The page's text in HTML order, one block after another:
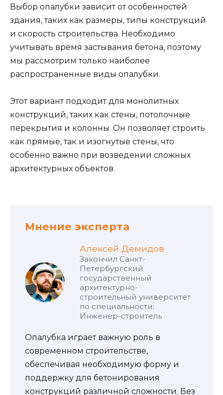
Выбор опалубки зависит от особенностей
здания, таких как размеры, типы конструкций
и скорость строительства. Необходимо
учитывать время застывания бетона, поэтому
мы рассмотрим только наиболее
распространенные виды опалубки.
Этот вариант подходит для монолитных
конструкций, таких как стены, потолочные
перекрытия и колонны. Он позволяет строить
как прямые, так и изогнутые стены, что
особенно важно при возведении сложных
архитектурных объектов.
Мнение эксперта
Алексей Демидов
Закончил Санкт-
Петербургский
государственный
архитектурно-
строительный университет
по специальности:
Инженер-строитель
Опалубка играет важную роль в
современном строительстве,
обеспечивая необходимую форму и
поддержку для бетонирования
конструкций различной сложности. Без